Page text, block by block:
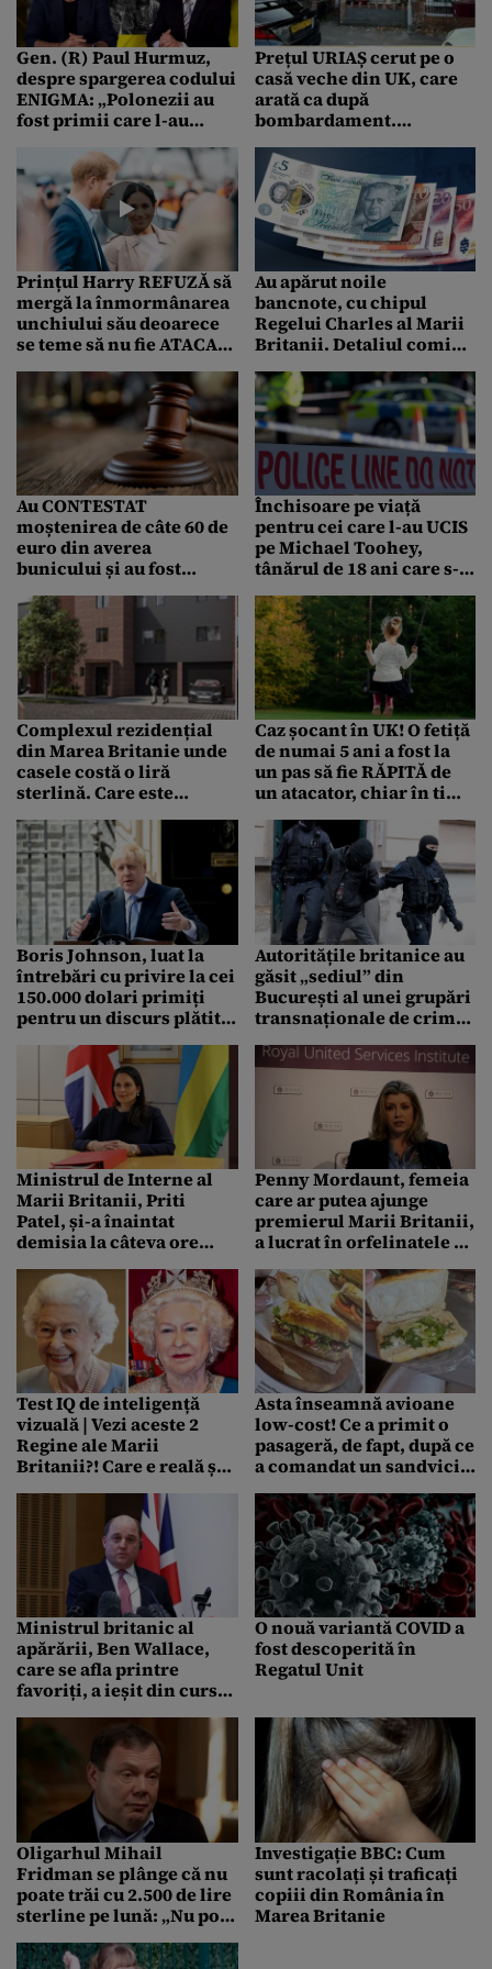
Gen. (R) Paul Hurmuz,
despre spargerea codului
ENIGMA: „Polonezii au
fost primii care l-au
invadați”
Prețul URIAȘ cerut pe o
casă veche din UK, care
arată ca după
bombardament.
renovare completă
Prințul Harry REFUZĂ să
mergă la înmormânarea
unchiului său deoarece
se teme să nu fie ATACAT
Au apărut noile
bancnote, cu chipul
Regelui Charles al Marii
Britanii. Detaliul comic
Au CONTESTAT
moștenirea de câte 60 de
euro din averea
bunicului și au fost
260.000 de euro
cheltuieli de judecată
Închisoare pe viață
pentru cei care l-au UCIS
pe Michael Toohey,
tânărul de 18 ani care s-a
Complexul rezidențial
din Marea Britanie unde
casele costă o liră
sterlină. Care este
CONDIȚIA pusă de
dezvoltator
Caz șocant în UK! O fetiță
de numai 5 ani a fost la
un pas să fie RĂPITĂ de
un atacator, chiar în timp
ce se afla cu părinții săi,
în parc
Boris Johnson, luat la
întrebări cu privire la cei
150.000 dolari primiți
pentru un discurs plătit
brokerilor din SUA
Autoritățile britanice au
găsit „sediul” din
București al unei grupări
transnaționale de crimă
pierdut sume uriașe”.
Banii, transferați într-un
portofel cripto
Ministrul de Interne al
Marii Britanii, Priti
Patel, și-a înaintat
demisia la câteva ore
primit votul pentru
funcția de premier
Penny Mordaunt, femeia
care ar putea ajunge
premierul Marii Britanii,
a lucrat în orfelinatele și
Test IQ de inteligență
vizuală | Vezi aceste 2
Regine ale Marii
Britanii?! Care e reală și
Asta înseamnă avioane
low-cost! Ce a primit o
pasageră, de fapt, după ce
a comandat un sandvici
Ministrul britanic al
apărării, Ben Wallace,
care se afla printre
favoriți, a ieșit din cursa
Partidului Conservator
O nouă variantă COVID a
fost descoperită în
Regatul Unit
Oligarhul Mihail
Fridman se plânge că nu
poate trăi cu 2.500 de lire
sterline pe lună: „Nu pot
restaurant”
Investigație BBC: Cum
sunt racolați și traficați
copiii din România în
Marea Britanie